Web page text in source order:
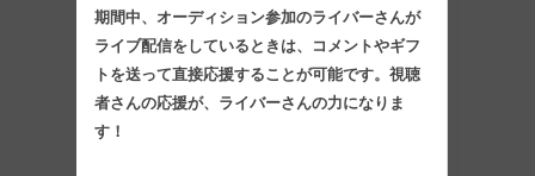
期間中、オーディション参加のライバーさんが
ライブ配信をしているときは、コメントやギフ
トを送って直接応援することが可能です。視聴
者さんの応援が、ライバーさんの力になりま
す！